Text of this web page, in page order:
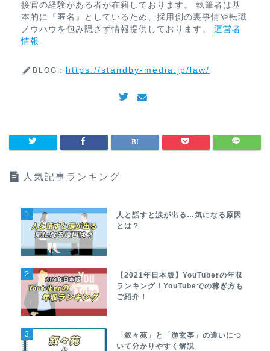
接官の経験がある者が在籍しております。 執筆者は基
本的に『匿名』としているため、採用側の裏事情や転職
ノウハウを包み隠さず情報提供しております。 運営者
情報
BLOG： https://standby-media.jp/law/
人気記事ランキング
1
人と話すと涙が出る…気になる原因
とは？
2
【2021年日本版】YouTuberの年収
ランキング！YouTubeでの稼ぎ方も
ご紹介！
3
「叙々苑」と「游玄亭」の違いにつ
いて分かりやすく解説